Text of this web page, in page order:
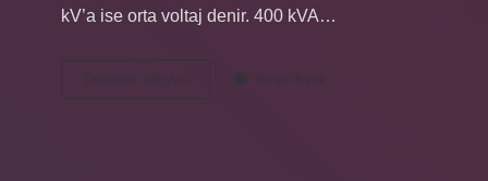
kV’a ise orta voltaj denir. 400 kVA…
Devamını okuyun
Kv
Yorum Bırak